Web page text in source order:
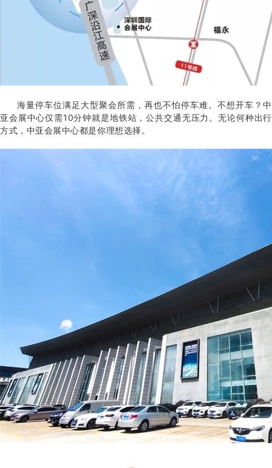
海量停车位满足大型聚会所需，再也不怕停车难。不想开车？中
亚会展中心仅需10分钟就是地铁站，公共交通无压力。无论何种出行
方式，中亚会展中心都是你理想选择。